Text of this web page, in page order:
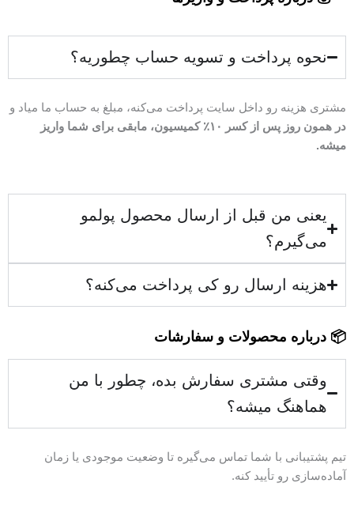
نحوه پرداخت و تسویه حساب چطوریه؟
مشتری هزینه رو داخل سایت پرداخت می‌کنه، مبلغ به حساب ما میاد و
در همون روز پس از کسر ۱۰٪ کمیسیون، مابقی برای شما واریز
میشه.
یعنی من قبل از ارسال محصول پولمو
می‌گیرم؟
هزینه ارسال رو کی پرداخت می‌کنه؟
📦 درباره محصولات و سفارشات
وقتی مشتری سفارش بده، چطور با من
هماهنگ میشه؟
تیم پشتیبانی با شما تماس می‌گیره تا وضعیت موجودی یا زمان
آماده‌سازی رو تأیید کنه.